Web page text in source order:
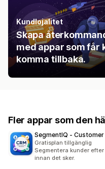
Kundlojalitet
Skapa
med appar som får
komma tillbaka.
Fler appar som den
SegmentIQ ‑ Customer
Gratisplan tillgänglig
Segmentera kunder
innan det sker.